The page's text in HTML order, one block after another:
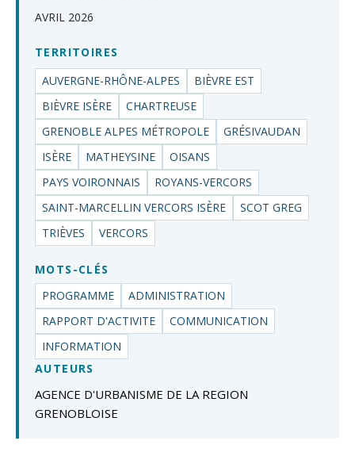
AVRIL 2026
TERRITOIRES
AUVERGNE-RHÔNE-ALPES
BIÈVRE EST
BIÈVRE ISÈRE
CHARTREUSE
GRENOBLE ALPES MÉTROPOLE
GRÉSIVAUDAN
ISÈRE
MATHEYSINE
OISANS
PAYS VOIRONNAIS
ROYANS-VERCORS
SAINT-MARCELLIN VERCORS ISÈRE
SCOT GREG
TRIÈVES
VERCORS
MOTS-CLÉS
PROGRAMME
ADMINISTRATION
RAPPORT D'ACTIVITE
COMMUNICATION
INFORMATION
AUTEURS
AGENCE D'URBANISME DE LA REGION
GRENOBLOISE